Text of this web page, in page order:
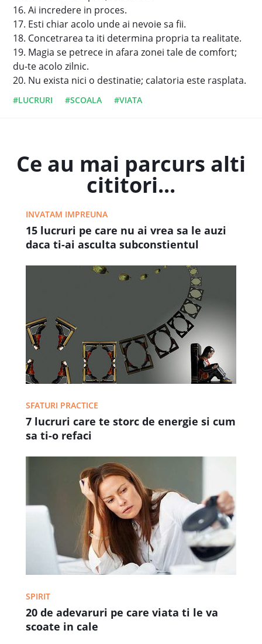
16. Ai incredere in proces.
17. Esti chiar acolo unde ai nevoie sa fii.
18. Concetrarea ta iti determina propria ta realitate.
19. Magia se petrece in afara zonei tale de comfort;
du-te acolo zilnic.
20. Nu exista nici o destinatie; calatoria este rasplata.
#LUCRURI #SCOALA #VIATA
Ce au mai parcurs alti
cititori...
INVATAM IMPREUNA
15 lucruri pe care nu ai vrea sa le auzi
daca ti-ai asculta subconstientul
SFATURI PRACTICE
7 lucruri care te storc de energie si cum
sa ti-o refaci
SPIRIT
20 de adevaruri pe care viata ti le va
scoate in cale